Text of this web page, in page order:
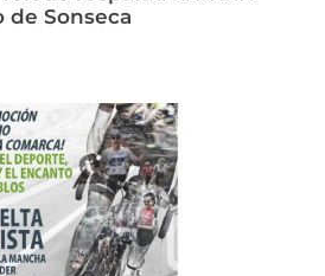
de Sonseca